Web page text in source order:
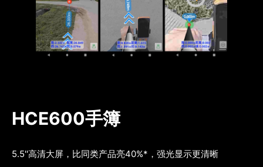
HCE600手簿
5.5''高清大屏，比同类产品亮40%*，强光显示更清晰